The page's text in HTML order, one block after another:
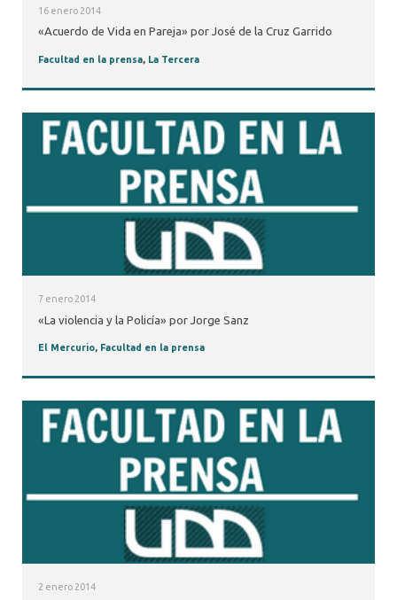
16 enero 2014
«Acuerdo de Vida en Pareja» por José de la Cruz Garrido
Facultad en la prensa, La Tercera
7 enero 2014
«La violencia y la Policía» por Jorge Sanz
El Mercurio, Facultad en la prensa
2 enero 2014